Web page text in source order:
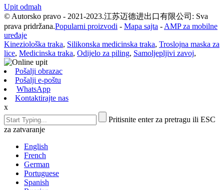
Upit odmah
© Autorsko pravo - 2021-2023.江苏迈德进出口有限公司: Sva
prava pridržana.Popularni proizvodi - Mapa sajta - AMP za mobilne
uređaje
Kineziološka traka, Silikonska medicinska traka, Troslojna maska za
lice, Medicinska traka, Odijelo za piling, Samoljepljivi zavoj,
Pošalji obrazac
Pošalji e-poštu
WhatsApp
Kontaktirajte nas
x
Pritisnite enter za pretragu ili ESC
za zatvaranje
English
French
German
Portuguese
Spanish